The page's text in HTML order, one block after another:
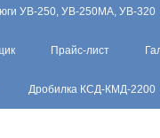
УВ-250, УВ-250МА, УВ-320
Прайс-лист
Дробилка КСД-КМД-2200